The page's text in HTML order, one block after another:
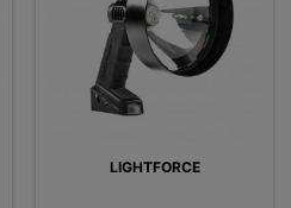
LIGHTFORCE